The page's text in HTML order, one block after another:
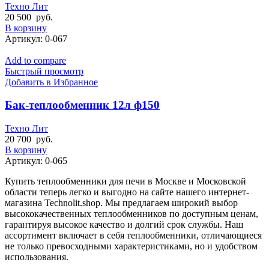
Техно Лит
20 500 руб.
В корзину
Артикул: 0-067
Add to compare
Быстрый просмотр
Добавить в Избранное
Бак-теплообменник 12л ф150
Техно Лит
20 700 руб.
В корзину
Артикул: 0-065
Купить теплообменники для печи в Москве и Московской
области теперь легко и выгодно на сайте нашего интернет-
магазина Technolit.shop. Мы предлагаем широкий выбор
высококачественных теплообменников по доступным ценам,
гарантируя высокое качество и долгий срок службы. Наш
ассортимент включает в себя теплообменники, отличающиеся
не только превосходными характеристиками, но и удобством
использования.